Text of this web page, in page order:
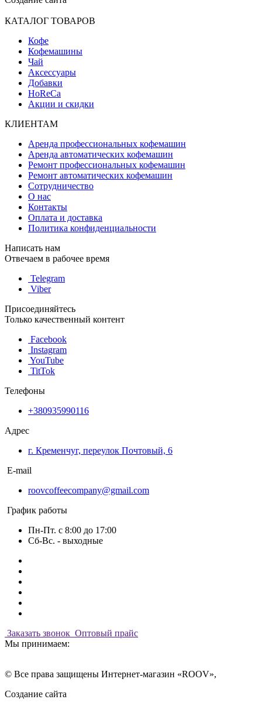
КАТАЛОГ ТОВАРОВ
Кофе
Кофемашины
Чай
Аксессуары
Добавки
HoReCa
Акции и скидки
КЛИЕНТАМ
Аренда профессиональных кофемашин
Аренда автоматических кофемашин
Ремонт профессиональных кофемашин
Ремонт автоматических кофемашин
Сотрудничество
О нас
Контакты
Оплата и доставка
Политика конфиденциальности
Написать нам
Отвечаем в рабочее время
Telegram
Viber
Присоединяйтесь
Только качественный контент
Facebook
Instagram
YouTube
TitTok
Телефоны
+380935990116
Адрес
г. Кременчуг, переулок Почтовый, 6
E-mail
roovcoffeecompany@gmail.com
График работы
Пн-Пт. с 8:00 до 17:00
Сб-Вс. - выходные
Заказать звонок Оптовый прайс
Мы принимаем:
© Все права защищены Интернет-магазин «ROOV»,
Создание сайта